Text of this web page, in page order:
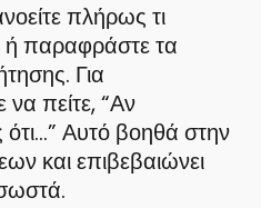
πλήρως τι
ή παραφράστε τα
Για
πείτε, “Αν
Αυτό βοηθά στην
και επιβεβαιώνει